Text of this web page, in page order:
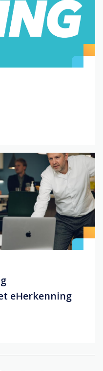
eHerkenning